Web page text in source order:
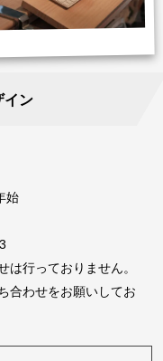
イン
始
は行っておりません。
合わせをお願いしてお